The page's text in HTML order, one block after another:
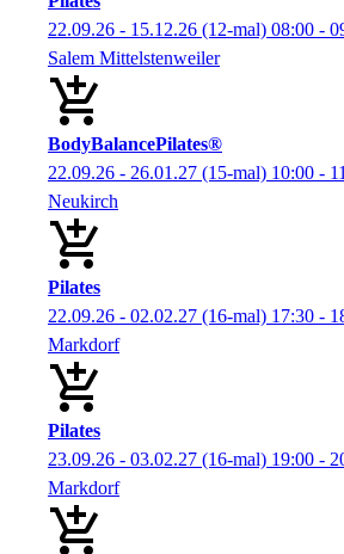
22.09.26 - 15.12.26 (12-mal) 08:00 -
Salem Mittelstenweiler
BodyBalancePilates®
22.09.26 - 26.01.27 (15-mal) 10:00 -
Neukirch
Pilates
22.09.26 - 02.02.27 (16-mal) 17:30 -
Markdorf
Pilates
23.09.26 - 03.02.27 (16-mal) 19:00 -
Markdorf